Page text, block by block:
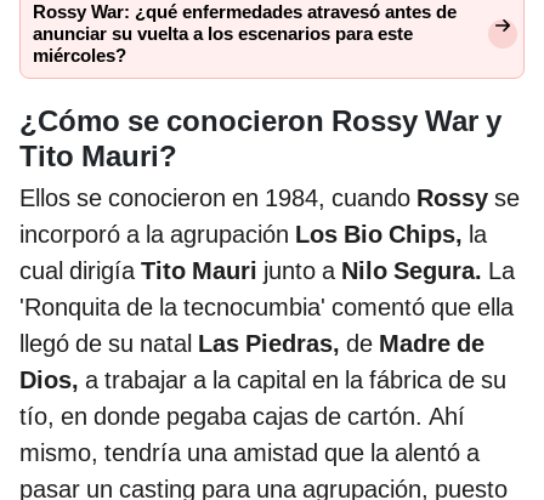
Rossy War: ¿qué enfermedades atravesó antes de
anunciar su vuelta a los escenarios para este
miércoles?
¿Cómo se conocieron Rossy War y
Tito Mauri?
Ellos se conocieron en 1984, cuando Rossy se
incorporó a la agrupación Los Bio Chips, la
cual dirigíaTito Mauri junto a Nilo Segura. La
'Ronquita de la tecnocumbia' comentó que ella
llegó de su natal Las Piedras, de Madre de
Dios, a trabajar a la capital en la fábrica de su
tío, en donde pegaba cajas de cartón. Ahí
mismo, tendría una amistad que la alentó a
pasar un casting para una agrupación, puesto